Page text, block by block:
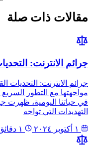
مقالات ذات صلة
جرائم الانترنت:
جرائم الانترنت: التحديات
مواجهتها مع التطور السريع
في حياتنا اليومية، ظهرت
التهديدات التي تواجه
١ أكتوبر ٢٠٢٤ ١ دقائق قراءة